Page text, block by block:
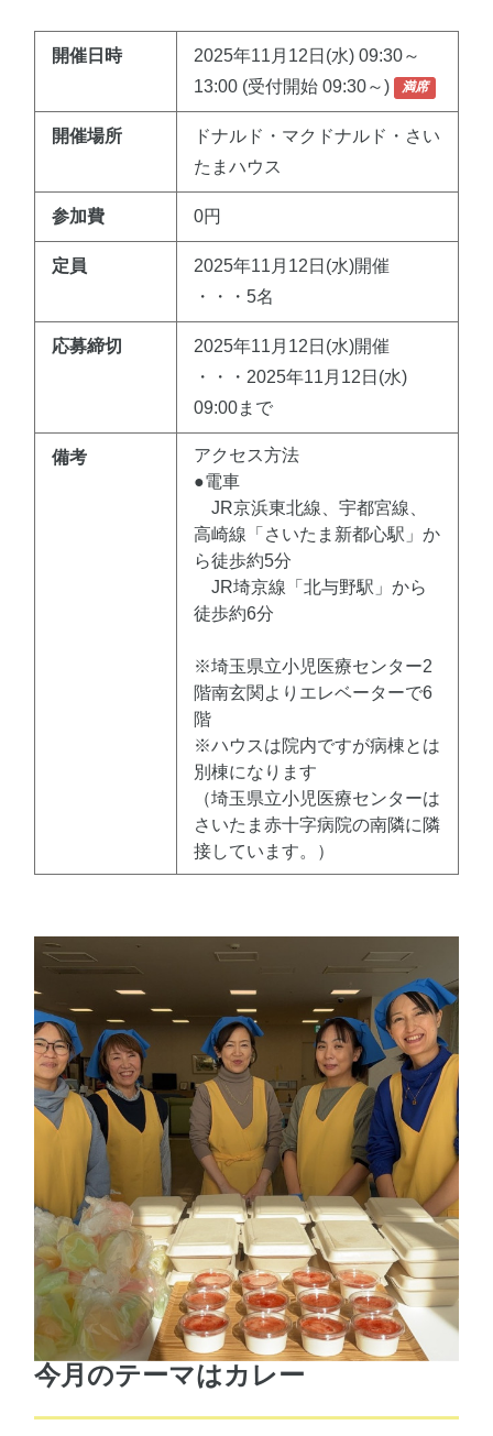
開催日時
2025年11月12日(水) 09:30～
13:00 (受付開始 09:30～)
満席
開催場所
ドナルド・マクドナルド・さい
たまハウス
参加費 0円
定員
2025年11月12日(水)開催
・・・5名
応募締切
2025年11月12日(水)開催
・・・2025年11月12日(水)
09:00まで
備考
アクセス方法
●電車
JR京浜東北線、宇都宮線、
高崎線「さいたま新都心駅」か
ら徒歩約5分
JR埼京線「北与野駅」から
徒歩約6分
※埼玉県立小児医療センター2
階南玄関よりエレベーターで6
階
※ハウスは院内ですが病棟とは
別棟になります
（埼玉県立小児医療センターは
さいたま赤十字病院の南隣に隣
接しています。）
今月のテーマはカレー